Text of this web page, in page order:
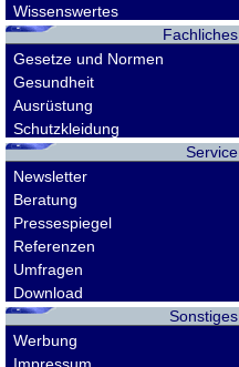
Wissenswertes
Fachliches
Gesetze und Normen
Gesundheit
Ausrüstung
Schutzkleidung
Service
Newsletter
Beratung
Pressespiegel
Referenzen
Umfragen
Download
Sonstiges
Werbung